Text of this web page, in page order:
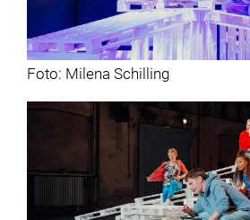
Foto: Milena Schilling